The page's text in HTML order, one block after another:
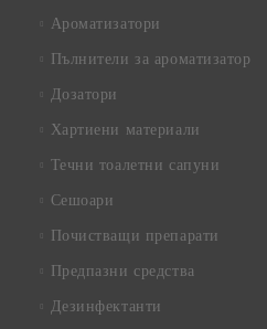
Ароматизатори
Пълнители за ароматизатор
Дозатори
Хартиени материали
Течни тоалетни сапуни
Сешоари
Почистващи препарати
Предпазни средства
Дезинфектанти